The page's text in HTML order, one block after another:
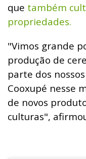
que também
propriedades.
"Vimos grande
produção de
parte dos
Cooxupé nesse
de novos
culturas",